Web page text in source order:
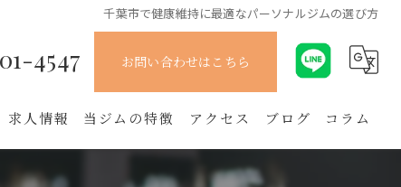
千葉市で健康維持に最適なパーソナルジムの選び方
4547 お問い合わせはこちら
求人情報 当ジムの特徴 アクセス ブログ コラム